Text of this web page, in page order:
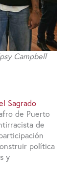
Campbell
Sagrado
de Puerto
de
política
y